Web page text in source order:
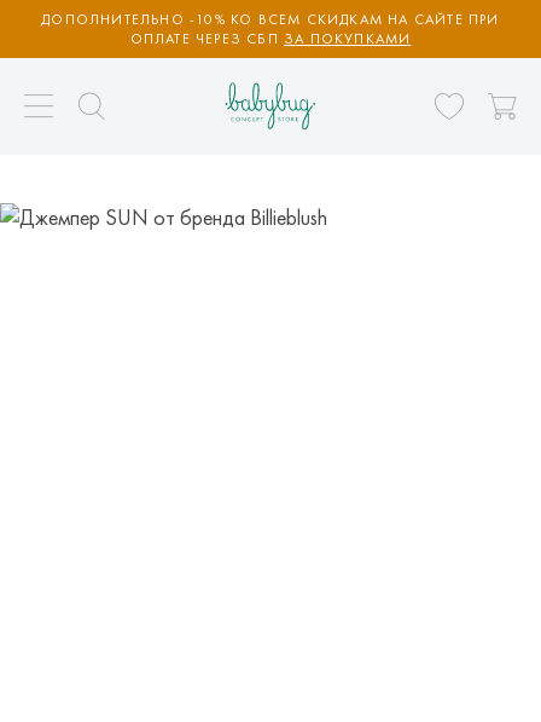
ДОПОЛНИТЕЛЬНО -10% КО ВСЕМ СКИДКАМ НА САЙТЕ ПРИ
ОПЛАТЕ ЧЕРЕЗ СБП ЗА ПОКУПКАМИ